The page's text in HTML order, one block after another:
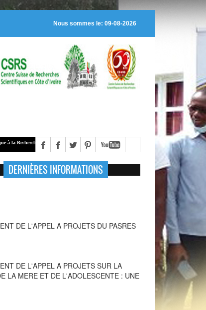
Nous sommes le: 09-08-2026
Scientifique ( PASRES ), alloue des bourses de recherche à des jeunes chercheurs
DERNIÈRES INFORMATIONS
DE L'APPEL A PROJETS DU PASRES